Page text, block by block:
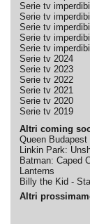
Serie tv
Serie tv
Serie tv
Serie tv
Serie tv
Serie tv 2024
Serie tv 2023
Serie tv 2022
Serie tv 2021
Serie tv 2020
Serie tv 2019
Altri coming
Queen Budapest
Linkin Park:
Batman: Caped
Lanterns
Billy the Kid -
Altri